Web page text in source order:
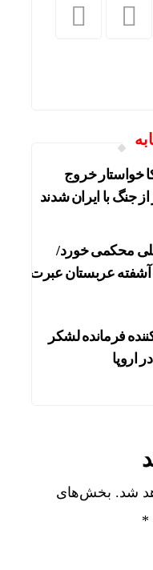
خواستار خروج
جنگ با ایران شدند
محکمی خورد/
آشفته عربستان عبرت
فرمانده لشکر
اروپا
شد. بخش‌های
*